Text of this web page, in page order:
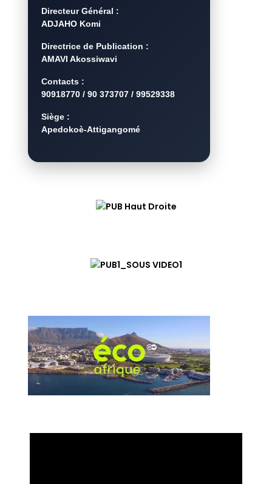
Directeur Général :
ADJAHO Komi
Directrice de Publication :
AMAVI Akossiwavi
Contacts :
90918770 / 90 373707 / 99529338
Siège :
Apedokoè-Attigangomé